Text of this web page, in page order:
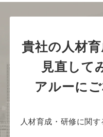
貴社の人材
見直して
アルーに
人材育成・研修に関